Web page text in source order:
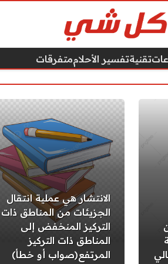
تقنيةتفسير الأحلاممتفرقات
الانتشار هي عملية انتقال
الجزيئات من المناطق ذات
التركيز المنخفض إلى
المناطق ذات التركيز
المرتفع(صواب أو خطأ)